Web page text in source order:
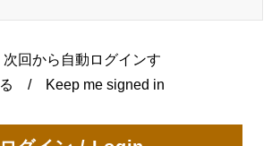
次回から自動ログインす
る / Keep me signed in